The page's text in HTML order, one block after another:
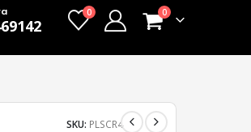
0 0
SKU: PLSCR4